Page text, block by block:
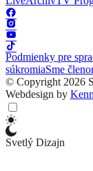
Podmienky pre
súkromiaSme
© Copyright 2026
Webdesign by
Svetlý Dizajn